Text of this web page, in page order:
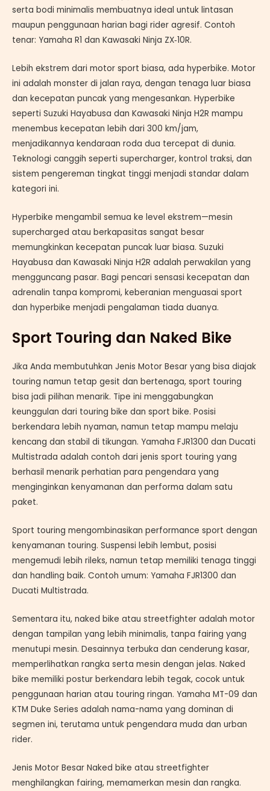
serta bodi minimalis membuatnya ideal untuk lintasan
maupun penggunaan harian bagi rider agresif. Contoh
tenar: Yamaha R1 dan Kawasaki Ninja ZX‑10R.
Lebih ekstrem dari motor sport biasa, ada hyperbike. Motor
ini adalah monster di jalan raya, dengan tenaga luar biasa
dan kecepatan puncak yang mengesankan. Hyperbike
seperti Suzuki Hayabusa dan Kawasaki Ninja H2R mampu
menembus kecepatan lebih dari 300 km/jam,
menjadikannya kendaraan roda dua tercepat di dunia.
Teknologi canggih seperti supercharger, kontrol traksi, dan
sistem pengereman tingkat tinggi menjadi standar dalam
kategori ini.
Hyperbike mengambil semua ke level ekstrem—mesin
supercharged atau berkapasitas sangat besar
memungkinkan kecepatan puncak luar biasa. Suzuki
Hayabusa dan Kawasaki Ninja H2R adalah perwakilan yang
mengguncang pasar. Bagi pencari sensasi kecepatan dan
adrenalin tanpa kompromi, keberanian menguasai sport
dan hyperbike menjadi pengalaman tiada duanya.
Sport Touring dan Naked Bike
Jika Anda membutuhkan Jenis Motor Besar yang bisa diajak
touring namun tetap gesit dan bertenaga, sport touring
bisa jadi pilihan menarik. Tipe ini menggabungkan
keunggulan dari touring bike dan sport bike. Posisi
berkendara lebih nyaman, namun tetap mampu melaju
kencang dan stabil di tikungan. Yamaha FJR1300 dan Ducati
Multistrada adalah contoh dari jenis sport touring yang
berhasil menarik perhatian para pengendara yang
menginginkan kenyamanan dan performa dalam satu
paket.
Sport touring mengombinasikan performance sport dengan
kenyamanan touring. Suspensi lebih lembut, posisi
mengemudi lebih rileks, namun tetap memiliki tenaga tinggi
dan handling baik. Contoh umum: Yamaha FJR1300 dan
Ducati Multistrada.
Sementara itu, naked bike atau streetfighter adalah motor
dengan tampilan yang lebih minimalis, tanpa fairing yang
menutupi mesin. Desainnya terbuka dan cenderung kasar,
memperlihatkan rangka serta mesin dengan jelas. Naked
bike memiliki postur berkendara lebih tegak, cocok untuk
penggunaan harian atau touring ringan. Yamaha MT-09 dan
KTM Duke Series adalah nama-nama yang dominan di
segmen ini, terutama untuk pengendara muda dan urban
rider.
Jenis Motor Besar Naked bike atau streetfighter
menghilangkan fairing, memamerkan mesin dan rangka.